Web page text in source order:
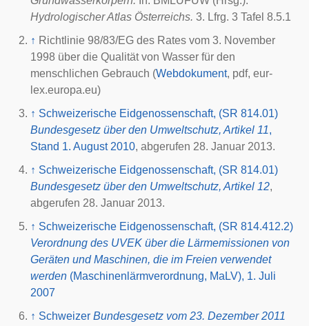
Hydrologischer Atlas Österreichs. 3. Lfrg. 3 Tafel 8.5.1
↑ Richtlinie 98/83/EG des Rates vom 3. November
1998 über die Qualität von Wasser für den
menschlichen Gebrauch (Webdokument, pdf, eur-
lex.europa.eu)
↑ Schweizerische Eidgenossenschaft, (SR 814.01)
Bundesgesetz über den Umweltschutz, Artikel 11,
Stand 1. August 2010, abgerufen 28. Januar 2013.
↑ Schweizerische Eidgenossenschaft, (SR 814.01)
Bundesgesetz über den Umweltschutz, Artikel 12,
abgerufen 28. Januar 2013.
↑ Schweizerische Eidgenossenschaft, (SR 814.412.2)
Verordnung des UVEK über die Lärmemissionen von
Geräten und Maschinen, die im Freien verwendet
werden (Maschinenlärmverordnung, MaLV), 1. Juli
2007
↑ Schweizer Bundesgesetz vom 23. Dezember 2011